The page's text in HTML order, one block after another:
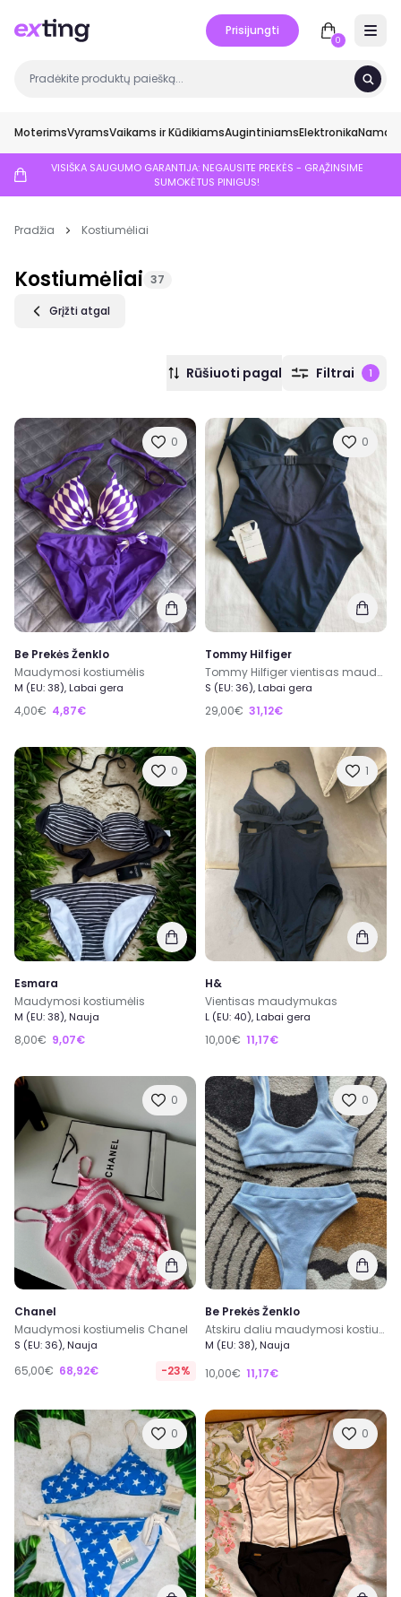
Prisijungti
0
MoterimsVyramsVaikams ir KūdikiamsAugintiniamsElektronikaNamai
VISIŠKA SAUGUMO GARANTIJA: NEGAUSITE PREKĖS - GRĄŽINSIME
SUMOKĖTUS PINIGUS!
Pradžia Kostiumėliai
Kostiumėliai 37
Grįžti atgal
Rūšiuoti pagal Filtrai 1
0
Be Prekės Ženklo
Maudymosi kostiumėlis
M (EU: 38), Labai gera
4,00€ 4,87€
0
Tommy Hilfiger
Tommy Hilfiger vientisas maudymosi kostiumėlis
S (EU: 36), Labai gera
29,00€ 31,12€
0
Esmara
Maudymosi kostiumėlis
M (EU: 38), Nauja
8,00€ 9,07€
1
H&
Vientisas maudymukas
L (EU: 40), Labai gera
10,00€ 11,17€
0
Chanel
Maudymosi kostiumelis Chanel
S (EU: 36), Nauja
65,00€ 68,92€ -23%
0
Be Prekės Ženklo
Atskiru daliu maudymosi kostiumelis
M (EU: 38), Nauja
10,00€ 11,17€
0 0